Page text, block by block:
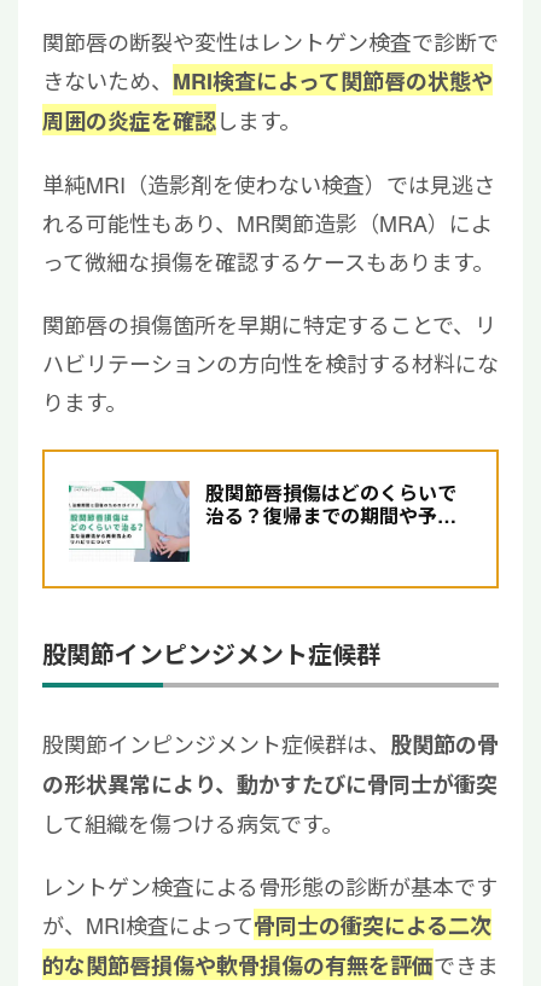
関節唇の断裂や変性はレントゲン検査で診断で
きないため、 MRI検査によって関節唇の状態や
周囲の炎症を確認します。
単純MRI（造影剤を使わない検査）では見逃さ
れる可能性もあり、MR関節造影（MRA）によ
って微細な損傷を確認するケースもあります。
関節唇の損傷箇所を早期に特定することで、リ
ハビリテーションの方向性を検討する材料にな
ります。
股関節唇損傷はどのくらいで
治る？復帰までの期間や予防
股関節インピンジメント症候群
股関節インピンジメント症候群は、 股関節の骨
の形状異常により、動かすたびに骨同士が衝突
して組織を傷つける病気です。
レントゲン検査による骨形態の診断が基本です
が、MRI検査によって骨同士の衝突による二次
的な関節唇損傷や軟骨損傷の有無を評価できま